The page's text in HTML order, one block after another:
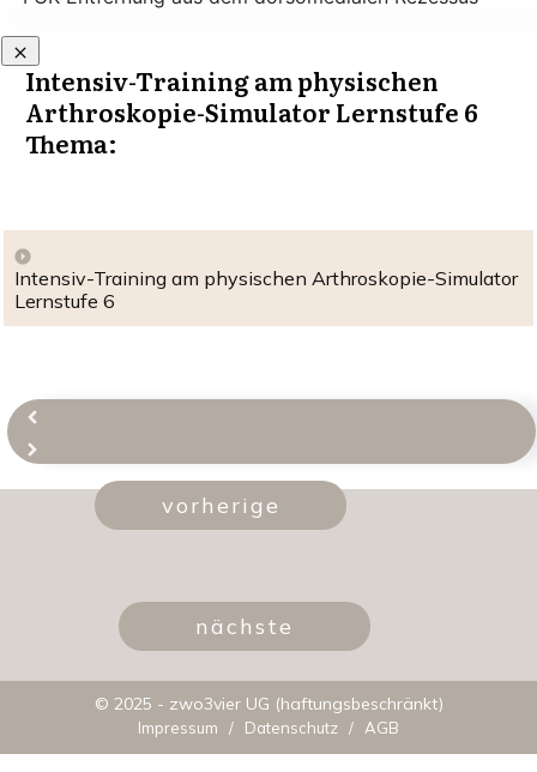
Intensiv-Training am physischen
Arthroskopie-Simulator Lernstufe 6
Thema:
Intensiv-Training am physischen Arthroskopie-Simulator
Lernstufe 6
vorherige
nächste
© 2025 - zwo3vier UG (haftungsbeschränkt)
Impressum / Datenschutz / AGB